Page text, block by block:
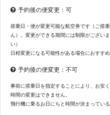
予約後の便変更：可
搭乗日・便が変更可能な航空券です（ご搭
ん）。変更ができる期間には制限がござい
い）
日程変更になる可能性がある場合におすすめ
予約後の便変更：不可
事前に搭乗日を指定することにより、お安
時間の変更はできません。
飛行機に乗るお日にちと時間が決まっている